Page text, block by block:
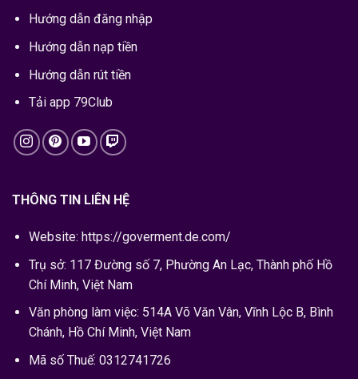
Hướng dẫn đăng nhập
Hướng dẫn nạp tiền
Hướng dẫn rút tiền
Tải app 79Club
THÔNG TIN LIÊN HỆ
Website: https://goverment.de.com/
Trụ sở: 117 Đường số 7, Phường An Lạc, Thành phố Hồ
Chí Minh, Việt Nam
Văn phòng làm việc: 514A Võ Văn Vân, Vĩnh Lộc B, Bình
Chánh, Hồ Chí Minh, Việt Nam
Mã số Thuế: 0312741726